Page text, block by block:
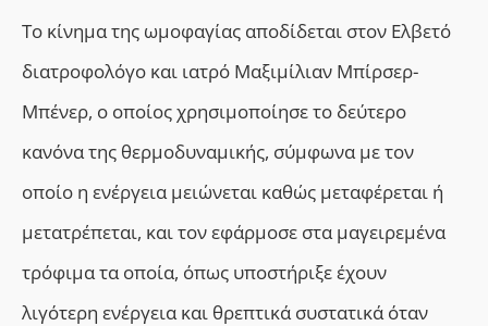
Το κίνηματης ωμοφαγίας αποδίδεται στον Ελβετό
διατροφολόγο και ιατρό Μαξιμίλιαν Μπίρσερ-
Μπένερ, ο οποίοςχρησιμοποίησε το δεύτερο
κανόνα της θερμοδυναμικής, σύμφωνα με τον
οποίο η ενέργεια μειώνεται καθώς μεταφέρεται ή
μετατρέπεται, και τον εφάρμοσε στα μαγειρεμένα
τρόφιμα τα οποία, όπως υποστήριξε έχουν
λιγότερη ενέργεια και θρεπτικά συστατικά όταν